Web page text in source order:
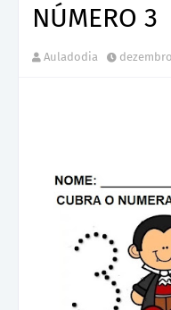
NÚMERO 3
Auladodia